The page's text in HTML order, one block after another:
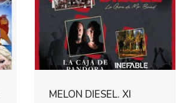
MELON DIESEL. XI